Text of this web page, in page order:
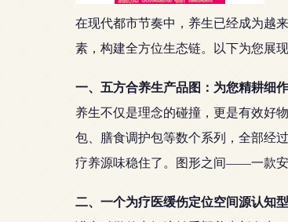
在现代都市节奏中，养生已经成为越
素，构建全方位生态链。以下为您展
一、五方合养生产品图：为您精耕细
养生不仅是理念的碰撞，更是有效好
包、膳食调护包等数个系列，全部经
疗养源味稳住了。图形之间——一款安
二、一个为疗医缓伤定位空间源认